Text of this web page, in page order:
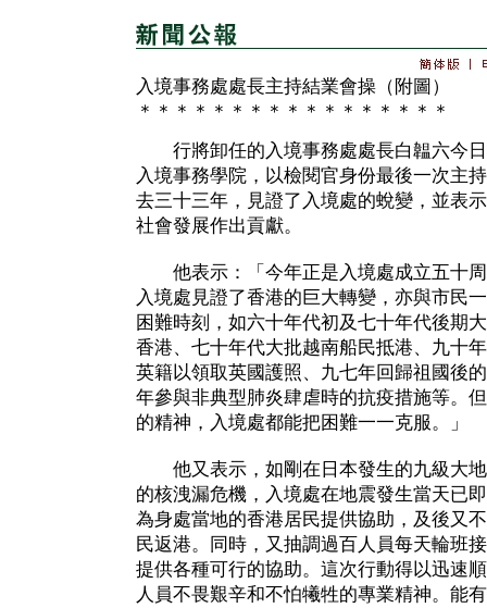
入境事務處處長主持結業會操（附圖）
＊＊＊＊＊＊＊＊＊＊＊＊＊＊＊＊＊
行將卸任的入境事務處處長白韞六今日
入境事務學院，以檢閱官身份最後一次主
去三十三年，見證了入境處的蛻變，並表
社會發展作出貢獻。
他表示：「今年正是入境處成立五十周
入境處見證了香港的巨大轉變，亦與市民
困難時刻，如六十年代初及七十年代後期
香港、七十年代大批越南船民抵港、九十
英籍以領取英國護照、九七年回歸祖國後
年參與非典型肺炎肆虐時的抗疫措施等。
的精神，入境處都能把困難一一克服。」
他又表示，如剛在日本發生的九級大地
的核洩漏危機，入境處在地震發生當天已
為身處當地的香港居民提供協助，及後又
民返港。同時，又抽調過百人員每天輪班
提供各種可行的協助。這次行動得以迅速
人員不畏艱辛和不怕犧牲的專業精神。能